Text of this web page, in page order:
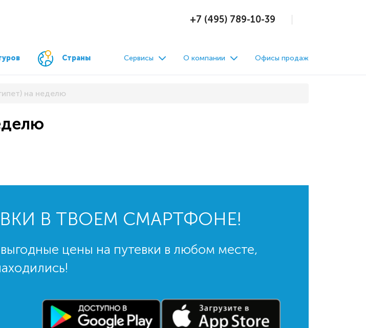
+7 (495) 789-10-39
Страны Сервисы О компании Офисы продаж
на неделю
В ТВОЕМ СМАРТФОНЕ!
цены на путевки в любом месте,